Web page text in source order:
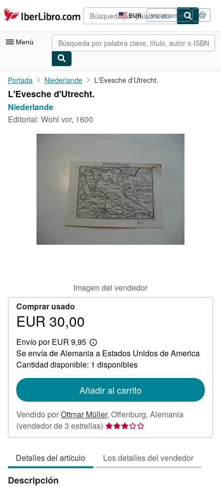
Pasar al contenido principal
IberLibro.com EUR
Preferencias
de
compra
del
Iniciar sesión
Menú
Mi cuenta
Consultar mis pedidos
Portada Niederlande L'Evesche d'Utrecht.
L'Evesche d'Utrecht.
Niederlande
Editorial: Wohl vor, 1600
Imagen del vendedor
Comprar usado
Precio
30,00
EUR 30,00
Envío por EUR 9,95
Más
información
sobre
las
envío
Se envía de Alemania a Estados Unidos de America
Cantidad disponible: 1 disponibles
Añadir al carrito
Vendido porOttmar Müller, Offenburg, Alemania
(vendedor de 3 estrellas) Calificación
del
3
de
Detalles del artículo Los detalles del vendedor
Descripción